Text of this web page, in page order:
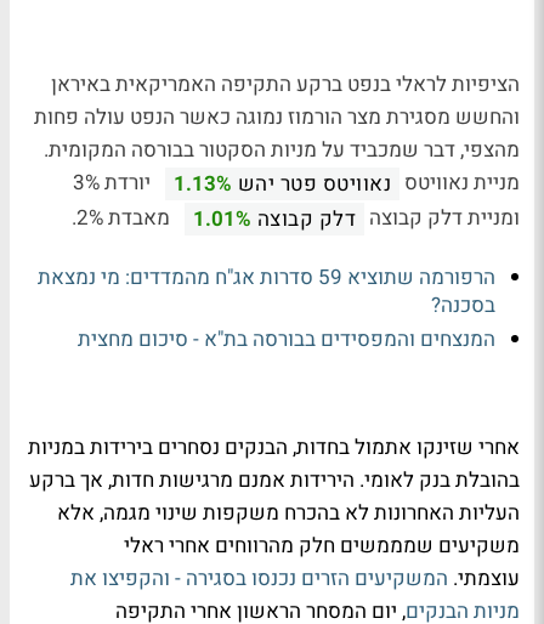
הציפיות לראלי בנפט ברקע התקיפה האמריקאית באיראן
והחשש מסגירת מצר הורמוז נמוגה כאשר הנפט עולה פחות
מהצפי, דבר שמכביד על מניות הסקטור בבורסה המקומית.
מניית נאוויטס נאוויטס פטר יהש 1.13%
יורדת 3%
ומניית דלק קבוצה דלק קבוצה 1.01%
מאבדת 2%.
הרפורמה שתוציא 59 סדרות אג"ח מהמדדים: מי נמצאת
בסכנה?
המנצחים והמפסידים בבורסה בת"א - סיכום מחצית
אחרי שזינקו אתמול בחדות, הבנקים נסחרים בירידות במניות
בהובלת בנק לאומי. הירידות אמנם מרגישות חדות, אך ברקע
העליות האחרונות לא בהכרח משקפות שינוי מגמה, אלא
משקיעים שמממשים חלק מהרווחים אחרי ראלי
עוצמתי. המשקיעים הזרים נכנסו בסגירה - והקפיצו את
מניות הבנקים, יום המסחר הראשון אחרי התקיפה